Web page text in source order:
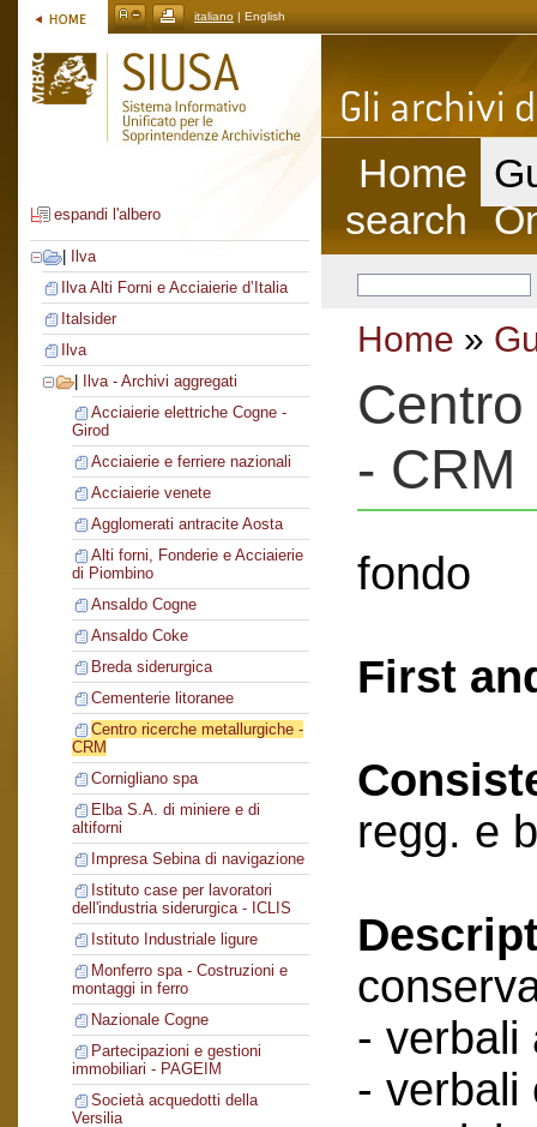
italiano | English
espandi l'albero
Ilva
Ilva Alti Forni e Acciaierie d’Italia
Italsider
Ilva
Ilva - Archivi aggregati
Acciaierie elettriche Cogne -
Girod
Acciaierie e ferriere nazionali
Acciaierie venete
Agglomerati antracite Aosta
Alti forni, Fonderie e Acciaierie
di Piombino
Ansaldo Cogne
Ansaldo Coke
Breda siderurgica
Cementerie litoranee
Centro ricerche metallurgiche -
CRM
Cornigliano spa
Elba S.A. di miniere e di
altiforni
Impresa Sebina di navigazione
Istituto case per lavoratori
dell'industria siderurgica - ICLIS
Istituto Industriale ligure
Monferro spa - Costruzioni e
montaggi in ferro
Nazionale Cogne
Partecipazioni e gestioni
immobiliari - PAGEIM
Società acquedotti della
Versilia
Home
search
Home »
- CRM
fondo
First
regg. e
- verbali
- verbali